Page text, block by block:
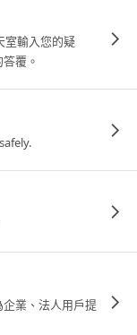
室輸入您的疑
覆。
業、法人用戶提